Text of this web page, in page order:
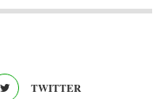
TWITTER